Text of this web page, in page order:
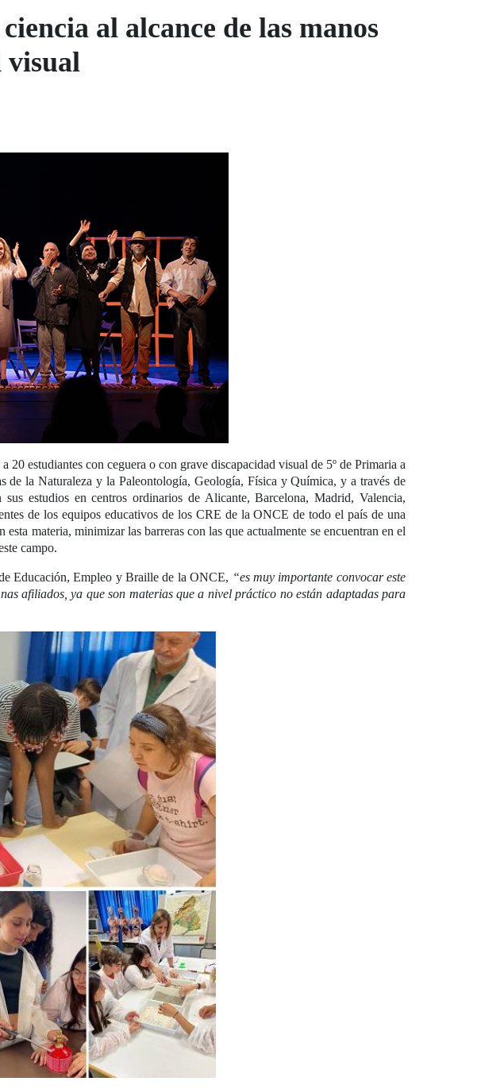
al alcance de las manos
visual
estudiantes con ceguera o con grave discapacidad visual de 5º de Primaria a
de la Naturaleza y la Paleontología, Geología, Física y Química, y a través de
estudios en centros ordinarios de Alicante, Barcelona, Madrid, Valencia,
de los equipos educativos de los CRE de la ONCE de todo el país de una
materia, minimizar las barreras con las que actualmente se encuentran en el
campo.
Educación, Empleo y Braille de la ONCE, “es muy importante convocar este
afiliados, ya que son materias que a nivel práctico no están adaptadas para